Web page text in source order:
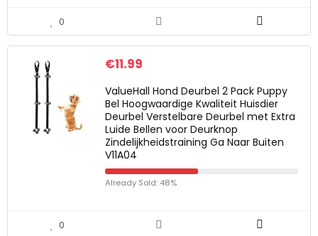
0
€11.99
ValueHall Hond Deurbel 2 Pack Puppy
Bel Hoogwaardige Kwaliteit Huisdier
Deurbel Verstelbare Deurbel met Extra
Luide Bellen voor Deurknop
Zindelijkheidstraining Ga Naar Buiten
V11A04
Already Sold: 48%
0